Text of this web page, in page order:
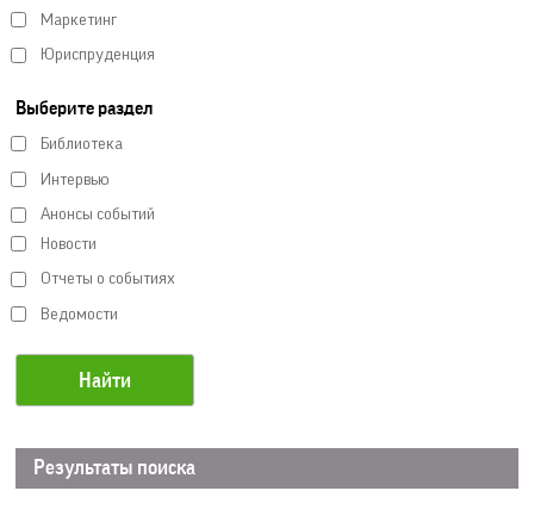
Маркетинг
Юриспруденция
Выберите раздел
Библиотека
Интервью
Анонсы событий
Новости
Отчеты о событиях
Ведомости
Результаты поиска